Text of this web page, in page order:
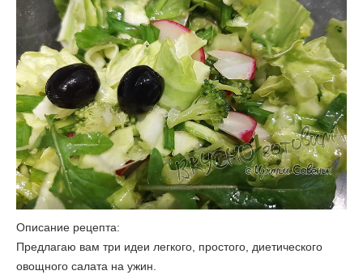
Описание рецепта:
Предлагаю вам три идеи легкого, простого, диетического
овощного салата на ужин.